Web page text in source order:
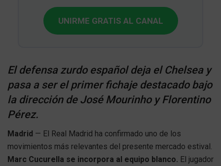
UNIRME GRATIS AL CANAL
El defensa zurdo español deja el Chelsea y
pasa a ser el primer fichaje destacado bajo
la dirección de José Mourinho y Florentino
Pérez.
Madrid — El Real Madrid ha confirmado uno de los
movimientos más relevantes del presente mercado estival.
Marc Cucurella se incorpora al equipo blanco. El jugador